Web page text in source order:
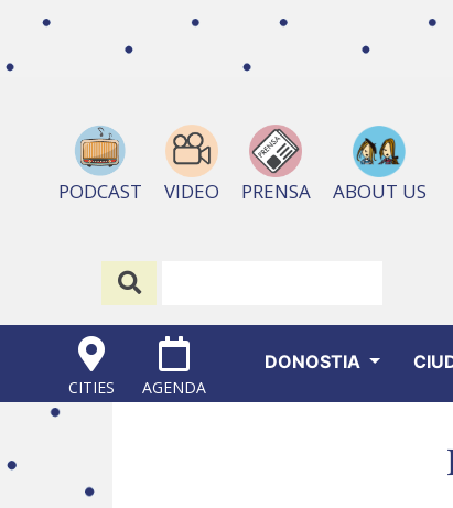
PODCAST VIDEO PRENSA ABOUT US
CITIES AGENDA
DONOSTIA